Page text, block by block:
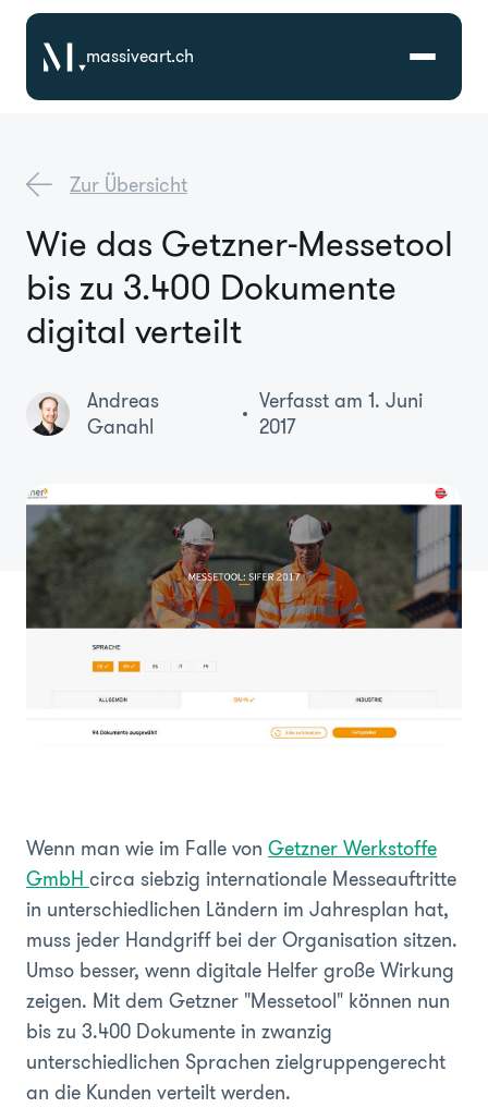
massiveart.ch
Referenzen
Branchen
Karriere
Zur Übersicht
Wie das Getzner-Messetool
bis zu 3.400 Dokumente
digital verteilt
Andreas
Ganahl
Verfasst am 1. Juni
2017
Wenn man wie im Falle von Getzner Werkstoffe
GmbH circa siebzig internationale Messeauftritte
in unterschiedlichen Ländern im Jahresplan hat,
muss jeder Handgriff bei der Organisation sitzen.
Umso besser, wenn digitale Helfer große Wirkung
zeigen. Mit dem Getzner "Messetool" können nun
bis zu 3.400 Dokumente in zwanzig
unterschiedlichen Sprachen zielgruppengerecht
an die Kunden verteilt werden.